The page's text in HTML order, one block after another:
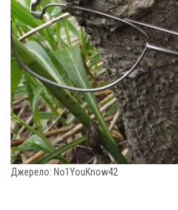
Джерело: No1YouKnow42